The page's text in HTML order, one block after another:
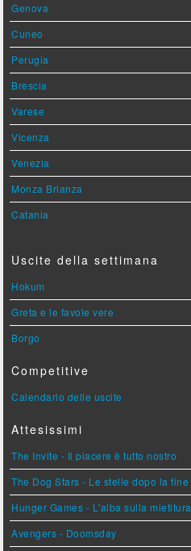
Genova
Cuneo
Perugia
Brescia
Varese
Vicenza
Venezia
Monza Brianza
Catania
Uscite della settimana
Hokum
Greta e le favole vere
Borgo
Competitive
Calendario delle uscite
Attesissimi
The Invite - Il piacere è tutto nostro
The Dog Stars - Le stelle dopo la fine
Hunger Games - L'alba sulla mietitura
Avengers - Doomsday